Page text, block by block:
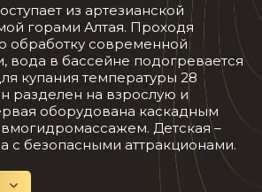
из артезианской
горами Алтая. Проходя
обработку современной
вода в бассейне подогревается
купания температуры 28
разделен на взрослую и
оборудована каскадным
Детская –
с безопасными аттракционами.